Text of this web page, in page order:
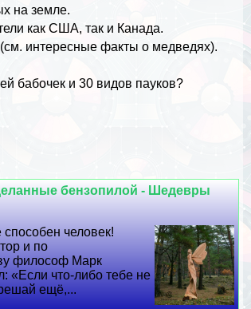
на земле.
какСША, так и Канада.
интересные факты о медведях).
бабочек и 30 видов пауков?
бензопилой - Шедевры
способен человек!
и по
философ Марк
«Если что-либо тебе не
ещё,...